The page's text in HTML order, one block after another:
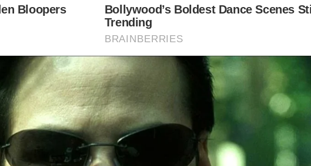
ഇവർ….കശ്മീർ പിടിച്ചെടുക്കും എന്ന് പറയുന്ന ഇവരുടെ
എന്ന് സ്വപ്നം കണ്ട് പിന്തുണയ്ക്കുന്നവരെയും കേരളത്തിലെ
കാണേണ്ട കണ്ണ് മതേതര കണ്ണാടിയിലൂടെയല്ല….അവസരം
തന്നെ ഇവരെ കണക്കാക്കണം….
പ്രഖ്യാപിച്ചും,ഹമാസ് നേതാക്കളെ വീഡിയോ
വീണ്ടും ഒരു ഭാസ്മാസുരന് വരം കൊടുക്കുന്ന അബദ്ധം
മുദ്രാവാക്യം ഓർമയ്യില്ലേ, 21ൽ ഊരിയ വാളുകൾ
എന്നതായിരുന്നു അത്..ഇന്നലെ നടന്ന പ്രതിഷേധ സമരത്തിൽ
ചിത്രമാണ്…എന്താണ് ആ പള്ളിയുടെ പ്രത്യേകത